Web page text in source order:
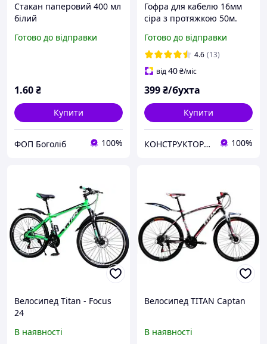
Стакан паперовий 400 мл
білий
Готово до відправки
1.60₴
Купити
ФОП Боголіб 100%
Гофра для кабелю 16мм
сіра з протяжкою 50м.
Готово до відправки
4.6 (13)
від40₴/міс
399₴/бухта
Купити
КОНСТРУКТОР онлайн-магазин 100%
Велосипед Titan - Focus
24
В наявності
Велосипед TITAN Captan
В наявності